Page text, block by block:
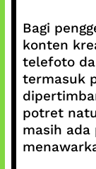
Bagi
konten
telefoto
termasuk
potret
masih ada